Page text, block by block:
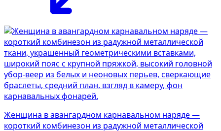
Женщина в авангардном карнавальном наряде —
короткий комбинезон из радужной металлической